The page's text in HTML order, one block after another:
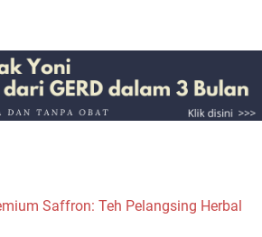
Saffron: Teh Pelangsing Herbal